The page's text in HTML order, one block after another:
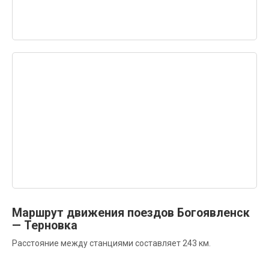
Маршрут движения поездов Богоявленск
— Терновка
Расстояние между станциями составляет 243 км.